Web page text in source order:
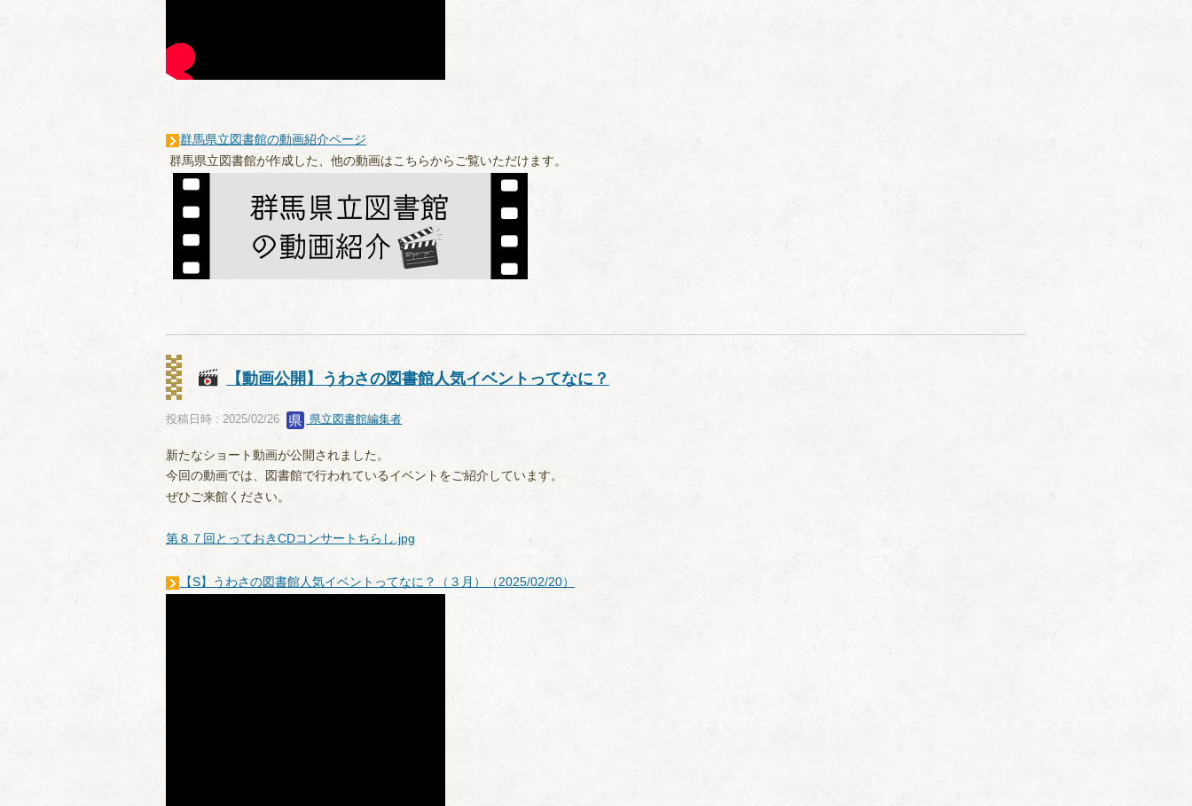
群馬県立図書館の動画紹介ページ
群馬県立図書館が作成した、他の動画はこちらからご覧いただけます。
【動画公開】うわさの図書館人気イベントってなに？
投稿日時 : 2025/02/26 県立図書館編集者
新たなショート動画が公開されました。
今回の動画では、図書館で行われているイベントをご紹介しています。
ぜひご来館ください。
第８７回とっておきCDコンサートちらし.jpg
【S】うわさの図書館人気イベントってなに？（３月）（2025/02/20）